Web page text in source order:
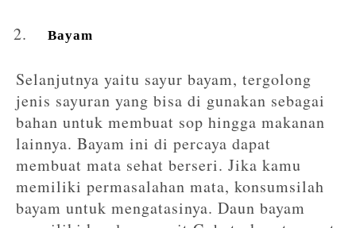
Bayam
Selanjutnya yaitu sayur bayam, tergolong
jenis sayuran yang bisa di gunakan sebagai
bahan untuk membuat sop hingga makanan
lainnya. Bayam ini di percaya dapat
membuat mata sehat berseri. Jika kamu
memiliki permasalahan mata, konsumsilah
bayam untuk mengatasinya. Daun bayam